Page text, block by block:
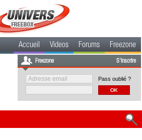
Accueil Videos Forums Freezone
Freezone S'inscrire
Pass oublié ?